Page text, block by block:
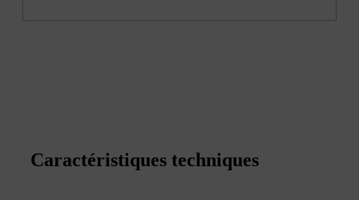
Caractéristiques techniques